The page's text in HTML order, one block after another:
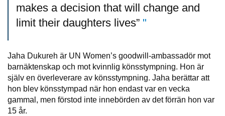
makes a decision that will change and
limit their daughters lives”
Jaha Dukureh är UN Women’s goodwill-ambassadör mot
barnäktenskap och mot kvinnlig könsstympning. Hon är
själv en överleverare av könsstympning. Jaha berättar att
hon blev könsstympad när hon endast var en vecka
gammal, men förstod inte innebörden av det förrän hon var
15 år.